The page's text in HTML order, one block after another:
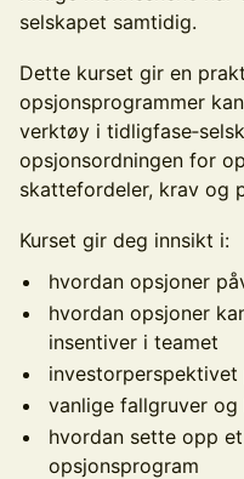
selskapet samtidig.
Dette kurset gir en
opsjonsprogrammer
verktøy i
opsjonsordningen for
skattefordeler, krav og
Kurset gir deg innsikt i:
hvordan opsjoner
hvordan opsjoner
insentiver i teamet
vanlige fallgruver og
hvordan sette opp
opsjonsprogram